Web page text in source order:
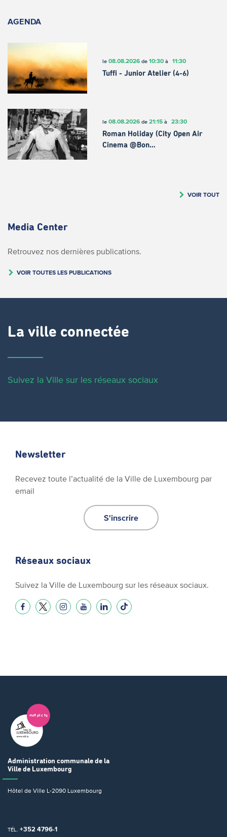
AGENDA
le 08.08.2026de 10:30à 11:30
Tuffi - Junior Atelier (4-6)
le 08.08.2026de 21:15à 23:30
Roman Holiday (City Open Air
Cinema @Bon…
VOIR TOUT
Media Center
Retrouvez nos dernières publications.
VOIR TOUTES LES PUBLICATIONS
La ville connectée
Suivez la Ville sur les réseaux sociaux
Newsletter
Recevez toute l’actualité de la Ville de Luxembourg par
email
S'inscrire
Réseaux sociaux
Suivez la Ville de Luxembourg sur les réseaux sociaux.
Administration communale de la
Ville de Luxembourg
Hôtel de Ville L-2090 Luxembourg
TÉL. +352 4796-1